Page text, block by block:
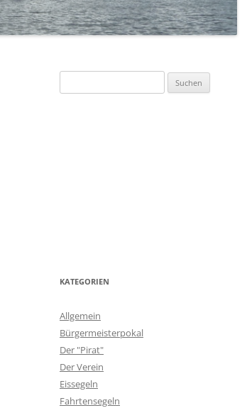
SOMMERFLOTTILLE 2023 –
„DÄNEMARK-INSEL BORNHOLM“
SOMMERFLOTTILLE 2016 –
nach:
KATEGORIEN
Allgemein
Bürgermeisterpokal
Der "Pirat"
Der Verein
Eissegeln
Fahrtensegeln